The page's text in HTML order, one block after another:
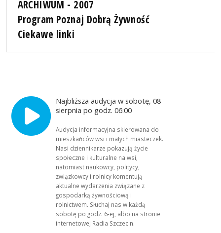
ARCHIWUM - 2007
Program Poznaj Dobrą Żywność
Ciekawe linki
Najbliższa audycja w sobotę, 08
sierpnia po godz. 06:00
Audycja informacyjna skierowana do
mieszkańców wsi i małych miasteczek.
Nasi dziennikarze pokazują życie
społeczne i kulturalne na wsi,
natomiast naukowcy, politycy,
związkowcy i rolnicy komentują
aktualne wydarzenia związane z
gospodarką żywnościową i
rolnictwem. Słuchaj nas w każdą
sobotę po godz. 6-ej, albo na stronie
internetowej Radia Szczecin.